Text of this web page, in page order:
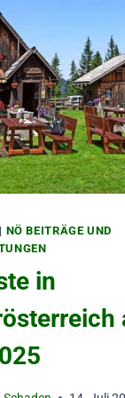
| NÖ BEITRÄGE UND
in